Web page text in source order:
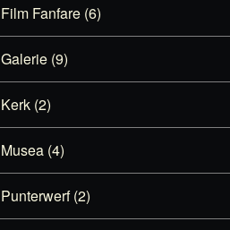
Film Fanfare (6)
Galerie (9)
Kerk (2)
Musea (4)
Punterwerf (2)